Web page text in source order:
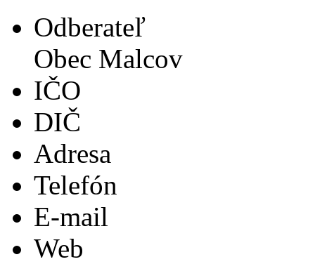
Odberateľ
Obec Malcov
IČO
DIČ
Adresa
Telefón
E-mail
Web